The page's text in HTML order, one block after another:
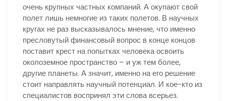
очень крупных частных компаний. А окупают свой
полет лишь немногие из таких полетов. В научных
кругах не раз высказывалось мнение, что именно
пресловутый финансовый вопрос в конце концов
поставит крест на попытках человека освоить
околоземное пространство – и уж тем более,
другие планеты. А значит, именно на его решение
стоит направлять научный потенциал. И кое-кто из
специалистов воспринял эти слова всерьез.